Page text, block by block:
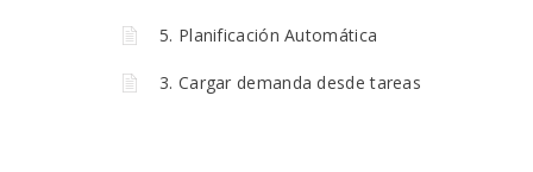
5. Planificación Automática
3. Cargar demanda desde tareas